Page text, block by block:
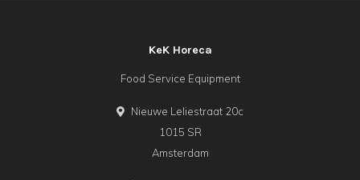
KeK Horeca
Food Service Equipment
Nieuwe Leliestraat 20c
1015 SR
Amsterdam